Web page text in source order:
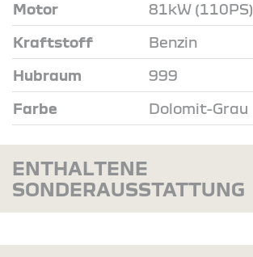
Motor 81kW (110PS)
Kraftstoff Benzin
Hubraum 999
Farbe Dolomit-Grau
ENTHALTENE
SONDERAUSSTATTUNG